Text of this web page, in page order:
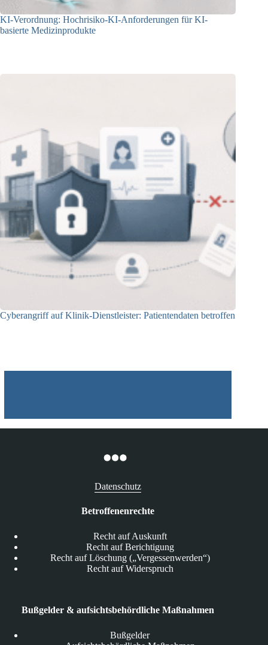
KI-Verordnung: Hochrisiko-KI-Anforderungen für KI-
basierte Medizinprodukte
Cyberangriff auf Klinik-Dienstleister: Patientendaten betroffen
Datenschutz
Betroffenenrechte
Recht auf Auskunft
Recht auf Berichtigung
Recht auf Löschung („Vergessenwerden“)
Recht auf Widerspruch
Bußgelder & aufsichtsbehördliche Maßnahmen
Bußgelder